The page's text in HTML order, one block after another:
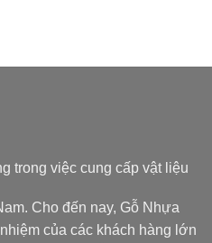
trong việc cung cấp vật liệu
Cho đến nay, Gỗ Nhựa
của các khách hàng lớn